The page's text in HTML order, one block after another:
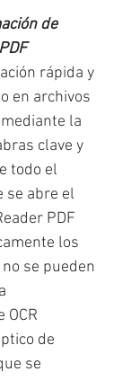
de
rápida y
en archivos
la
clave y
todo el
se abre el
PDF
los
se pueden
de
se